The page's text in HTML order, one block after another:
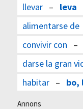
llevar– leva
alimentarse de
convivir con –
darse la gran
habitar– bo,
Annons